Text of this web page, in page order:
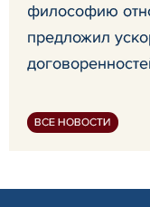
философию
предложил
ВСЕ НОВОСТИ